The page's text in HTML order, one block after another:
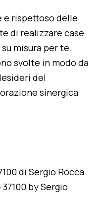
e rispettoso delle
di realizzare case
misura per te.
svolte in modo da
del
sinergica